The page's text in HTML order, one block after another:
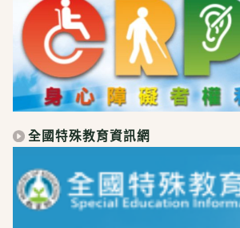
全國特殊教育資訊網